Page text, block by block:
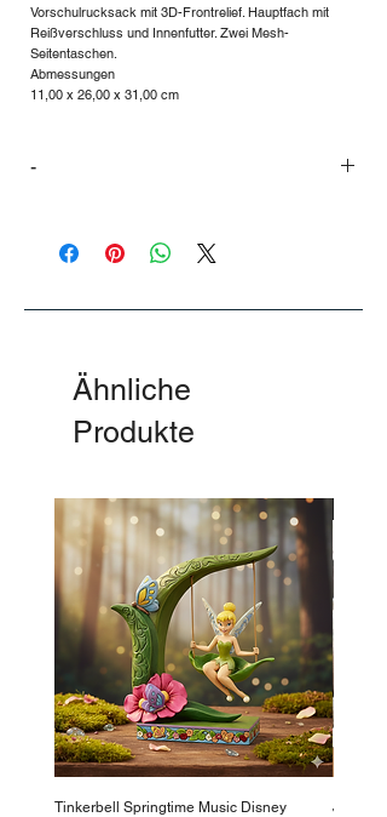
Vorschulrucksack mit 3D-Frontrelief. Hauptfach mit
Reißverschluss und Innenfutter. Zwei Mesh-
Seitentaschen.
Abmessungen
11,00 x 26,00 x 31,00 cm
-
Ähnliche
Produkte
Tinkerbell Springtime Music Disney
Jasmin